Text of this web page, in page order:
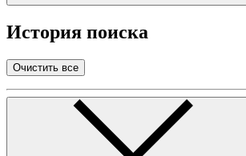
История поиска
Очистить все